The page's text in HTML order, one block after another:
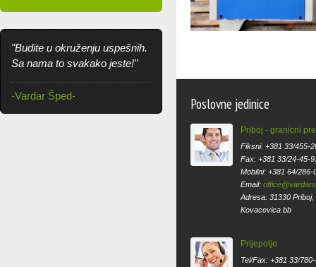
Poslovne jedinice
Priboj - granicni
Fiksni: +381 33/455-
Fax: +381 33/24-45-
Mobilni: +381 64/286-
Email:
Adresa: 31330 Priboj,
Kovacevica bb
Prijepolje
Tel/Fax: +381 33/
"Budite u okruženju uspešnih.
Sa nama to svakako jeste!"
-Vardar Šped-